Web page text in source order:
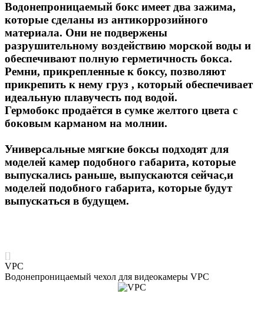
Водонепроницаемый бокс имеет два зажима,
которые сделаны из антикоррозийного
материала. Они не подвержены
разрушительному воздействию морской воды и
обеспечивают полную герметичность бокса.
Ремни, прикрепленные к боксу, позволяют
прикрепить к нему груз , который обеспечивает
идеальную плавучесть под водой.
Гермобокс продаётся в сумке желтого цвета с
боковым карманом на молнии.
Универсальные мягкие боксы подходят для
моделей камер подобного габарита, которые
выпускались раньше, выпускаются сейчас,и
моделей подобного габарита, которые будут
выпускаться в будущем.
[]
VPC
Водонепроницаемый чехол для видеокамеры VPC